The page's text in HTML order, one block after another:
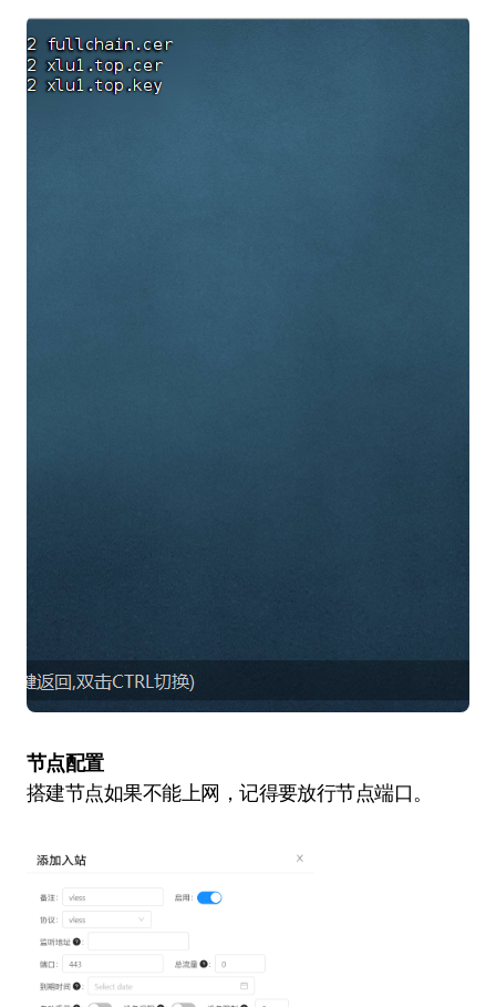
节点配置
搭建节点如果不能上网，记得要放行节点端口。